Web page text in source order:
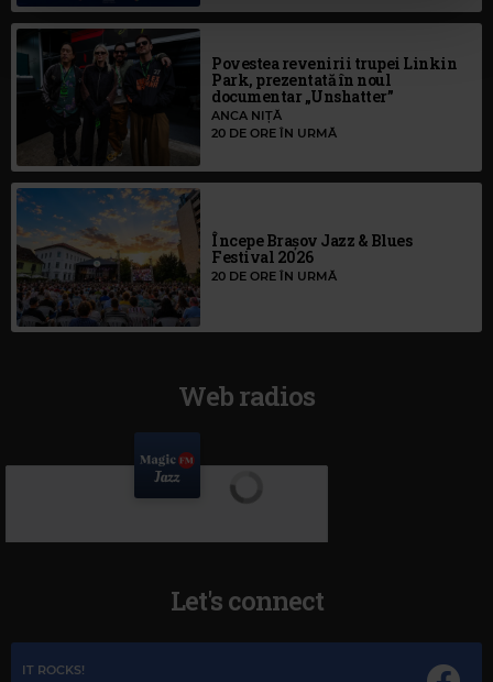
Povestea revenirii trupei Linkin
Park, prezentată în noul
documentar „Unshatter”
ANCA NIȚĂ
20 DE ORE ÎN URMĂ
Începe Brașov Jazz & Blues
Festival 2026
20 DE ORE ÎN URMĂ
Web radios
Let's connect
IT ROCKS!